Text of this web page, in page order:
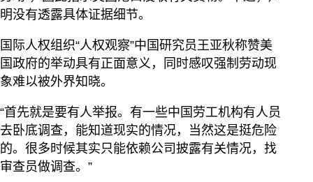
明没有透露具体证据细节。
国际人权组织“人权观察”中国研究员王亚秋称赞美
国政府的举动具有正面意义，同时感叹强制劳动现
象难以被外界知晓。
“首先就是要有人举报。有一些中国劳工机构有人员
去卧底调查，能知道现实的情况，当然这是挺危险
的。很多时候其实只能依赖公司披露有关情况，找
审查员做调查。”